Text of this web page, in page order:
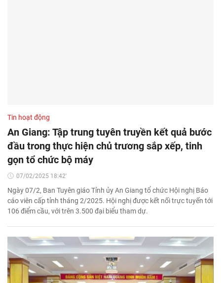
Tin hoạt động
An Giang: Tập trung tuyên truyền kết quả bước
đầu trong thực hiện chủ trương sắp xếp, tinh
gọn tổ chức bộ máy
07/02/2025 18:42'
Ngày 07/2, Ban Tuyên giáo Tỉnh ủy An Giang tổ chức Hội nghị Báo
cáo viên cấp tỉnh tháng 2/2025. Hội nghị được kết nối trực tuyến tới
106 điểm cầu, với trên 3.500 đại biểu tham dự.